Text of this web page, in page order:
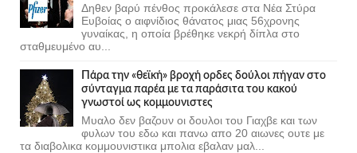
Δηθεν βαρύ πένθος προκάλεσε στα Νέα Στύρα
Ευβοίας ο αιφνίδιος θάνατος μιας 56χρονης
γυναίκας, η οποία βρέθηκε νεκρή δίπλα στο
σταθμευμένο αυ...
Πάρα την «θεϊκή» βροχή ορδες δούλοι πήγαν στο
σύνταγμα παρέα με τα παράσιτα του κακού
γνωστοί ως κομμουνιστες
Μυαλο δεν βαζουν οι δουλοι του Γιαχβε και των
φυλων του εδω και πανω απο 20 αιωνες ουτε με
τα διαβολικα κομμουνιστικα μπολια εβαλαν μαλ...